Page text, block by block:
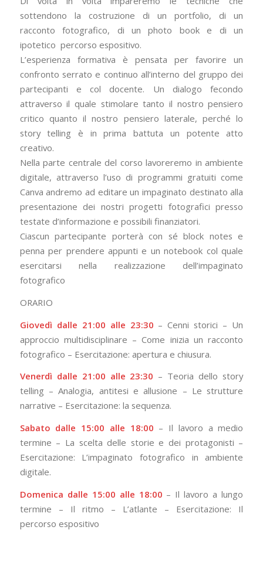
sottendono la costruzione di un portfolio, di un
racconto fotografico, di un photo book e di un
ipotetico percorso espositivo.
L’esperienza formativa è pensata per favorire un
confronto serrato e continuo all’interno del gruppo dei
partecipanti e col docente. Un dialogo fecondo
attraverso il quale stimolare tanto il nostro pensiero
critico quanto il nostro pensiero laterale, perché lo
story telling è in prima battuta un potente atto
creativo.
Nella parte centrale del corso lavoreremo in ambiente
digitale, attraverso l’uso di programmi gratuiti come
Canva andremo ad editare un impaginato destinato alla
presentazione dei nostri progetti fotografici presso
testate d’informazione e possibili finanziatori.
Ciascun partecipante porterà con sé block notes e
penna per prendere appunti e un notebook col quale
esercitarsi nella realizzazione dell’impaginato
fotografico
ORARIO
Giovedì dalle 21:00 alle 23:30 – Cenni storici – Un
approccio multidisciplinare – Come inizia un racconto
fotografico – Esercitazione: apertura e chiusura.
Venerdì dalle 21:00 alle 23:30 – Teoria dello story
telling – Analogia, antitesi e allusione – Le strutture
narrative – Esercitazione: la sequenza.
Sabato dalle 15:00 alle 18:00 – Il lavoro a medio
termine – La scelta delle storie e dei protagonisti –
Esercitazione: L’impaginato fotografico in ambiente
digitale.
Domenica dalle 15:00 alle 18:00 – Il lavoro a lungo
termine – Il ritmo – L’atlante – Esercitazione: Il
percorso espositivo